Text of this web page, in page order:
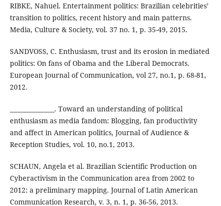
RIBKE, Nahuel. Entertainment politics: Brazilian celebrities’
transition to politics, recent history and main patterns.
Media, Culture & Society, vol. 37 no. 1, p. 35-49, 2015.
SANDVOSS, C. Enthusiasm, trust and its erosion in mediated
politics: On fans of Obama and the Liberal Democrats.
European Journal of Communication, vol 27, no.1, p. 68-81,
2012.
_______________. Toward an understanding of political
enthusiasm as media fandom: Blogging, fan productivity
and affect in American politics, Journal of Audience &
Reception Studies, vol. 10, no.1, 2013.
SCHAUN, Angela et al. Brazilian Scientific Production on
Cyberactivism in the Communication area from 2002 to
2012: a preliminary mapping. Journal of Latin American
Communication Research, v. 3, n. 1, p. 36-56, 2013.